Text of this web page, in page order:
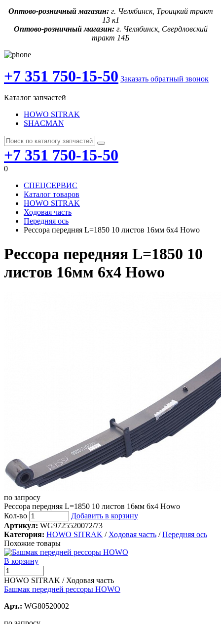
Оптово-розничный магазин: г. Челябинск, Троицкий тракт
13 к1
Оптово-розничный магазин:г. Челябинск, Свердловский
тракт 14Б
+7 351 750-15-50 Заказать обратный звонок
Каталог запчастей
HOWO SITRAK
SHACMAN
+7 351 750-15-50
0
СПЕЦСЕРВИС
Каталог товаров
HOWO SITRAK
Ходовая часть
Передняя ось
Рессора передняя L=1850 10 листов 16мм 6х4 Howo
Рессора передняя L=1850 10
листов 16мм 6х4 Howo
по запросу
Рессора передняя L=1850 10 листов 16мм 6х4 Howo
Кол-во
Добавить в корзину
Артикул: WG9725520072/73
Категория: HOWO SITRAK / Ходовая часть /Передняя ось
Похожие товары
В корзину
HOWO SITRAK / Ходовая часть
Башмак передней рессоры HOWO
Арт.: WG80520002